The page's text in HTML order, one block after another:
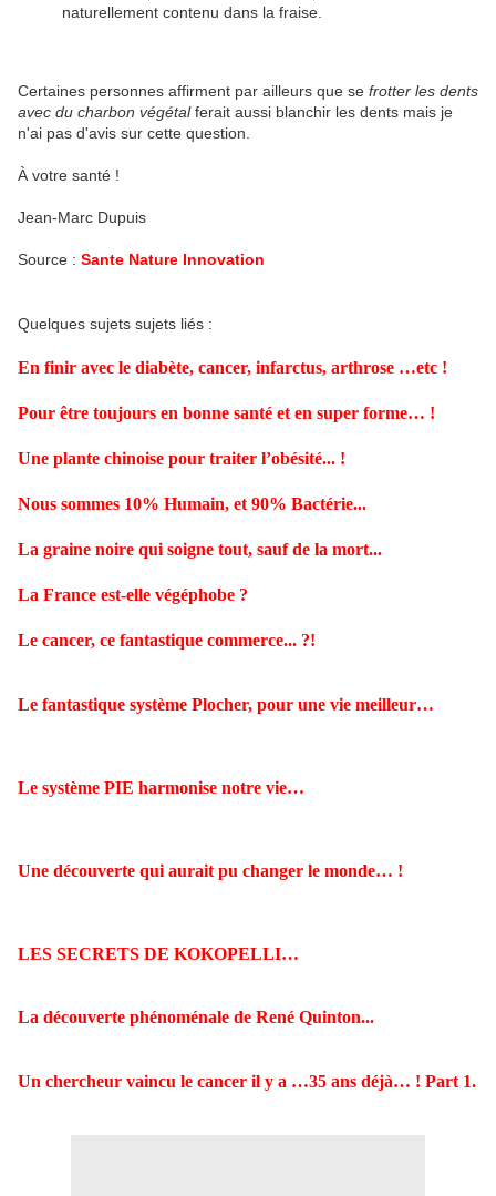
naturellement contenu dans la fraise.
Certaines personnes affirment par ailleurs que se frotter les dents
avec du charbon végétalferait aussi blanchir les dents mais je
n'ai pas d'avis sur cette question.
À votre santé !
Jean-Marc Dupuis
Source : Sante Nature Innovation
Quelques sujets sujets liés :
En finir avec le diabète, cancer, infarctus, arthrose …etc !
Pour être toujours en bonne santé et en super forme… !
Une plante chinoise pour traiter l’obésité... !
Nous sommes 10% Humain, et 90% Bactérie...
La graine noire qui soigne tout, sauf de la mort...
La France est-elle végéphobe ?
Le cancer, ce fantastique commerce... ?!
Le fantastique système Plocher, pour une vie meilleur…
Le système PIE harmonise notre vie…
Une découverte qui aurait pu changer le monde… !
LES SECRETS DE KOKOPELLI…
La découverte phénoménale de René Quinton...
Un chercheur vaincu le cancer il y a …35 ans déjà… ! Part 1.